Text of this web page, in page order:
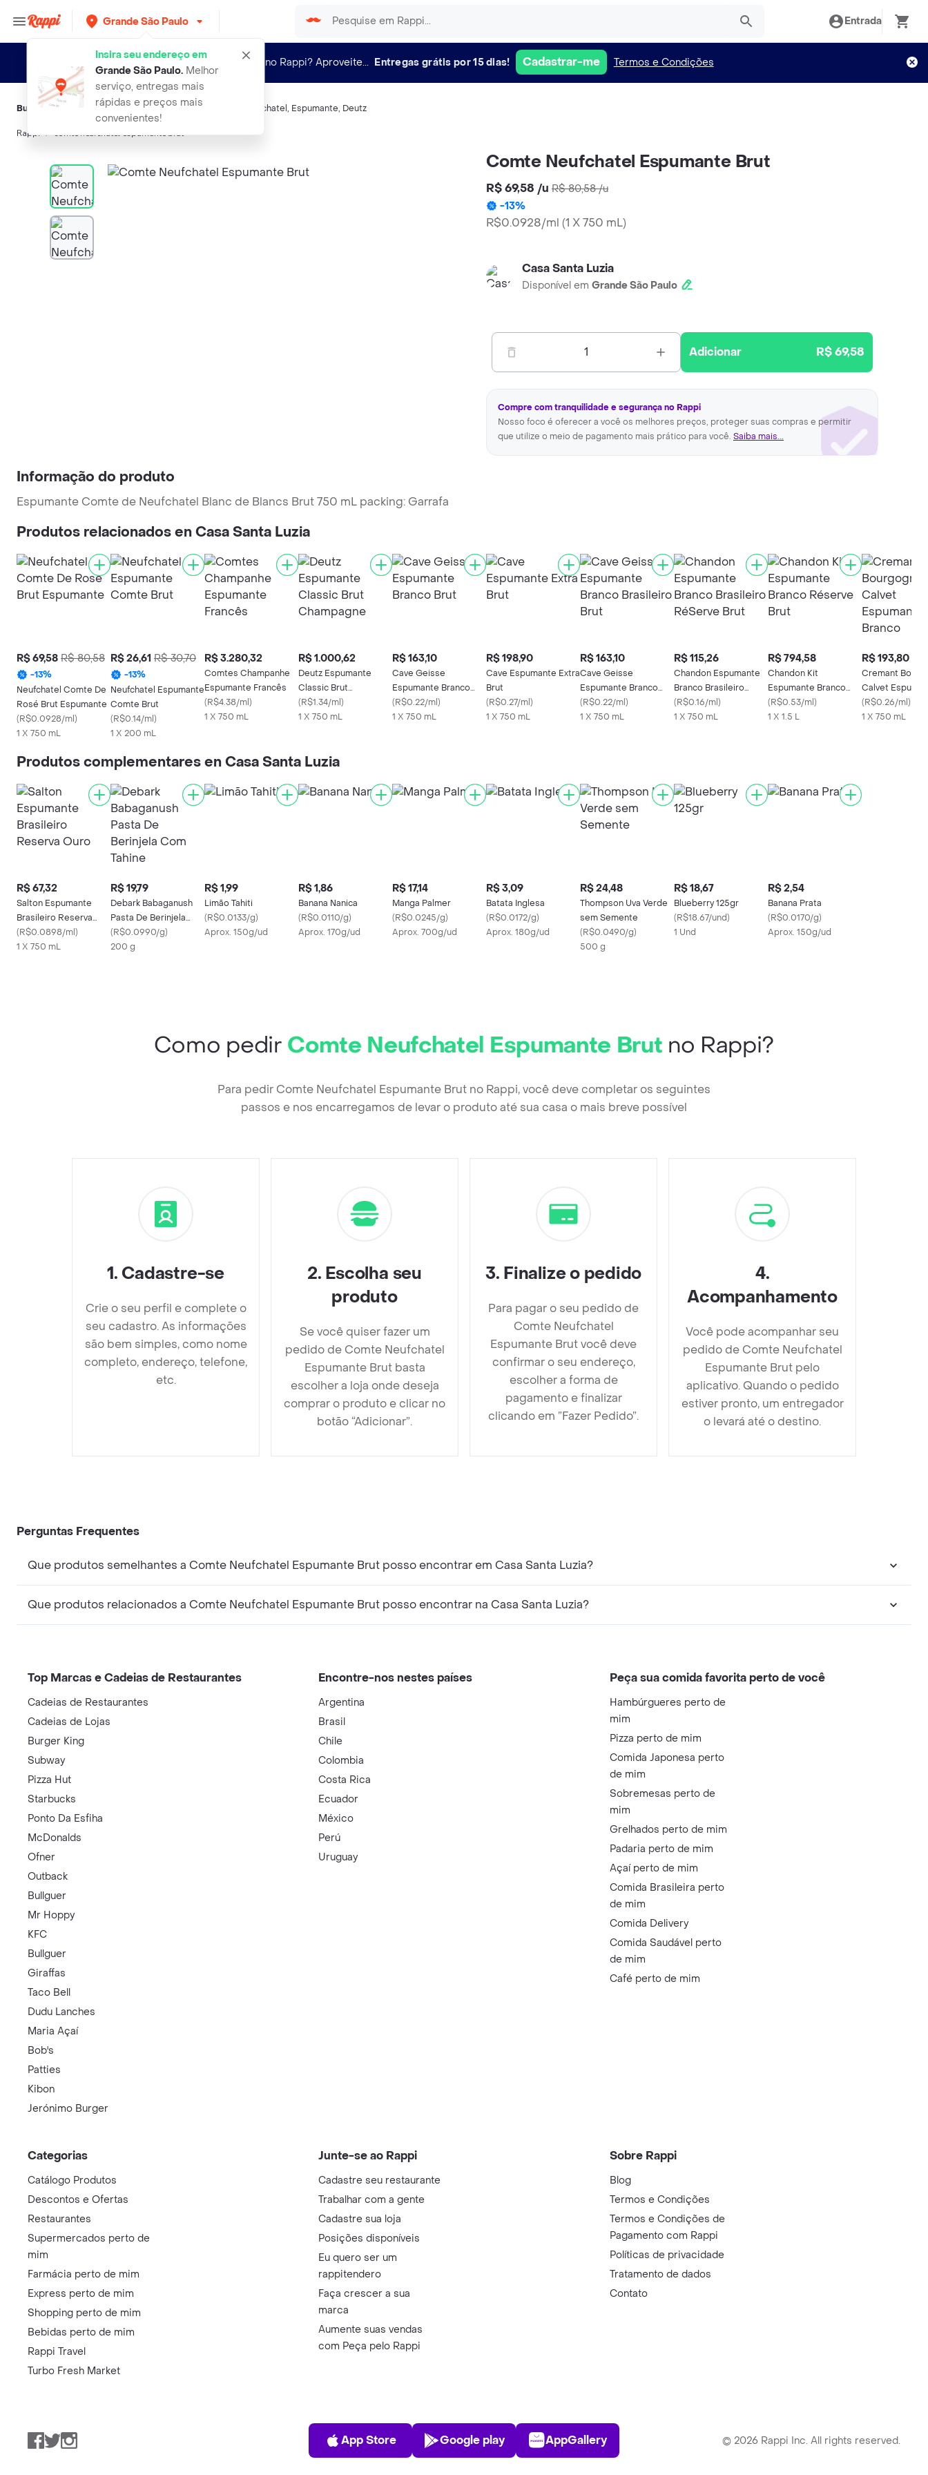
Grande São Paulo
Insira seu endereço em
Grande São Paulo.Melhor
serviço, entregas mais
rápidas e preços mais
convenientes!
Entrada
Novo no Rappi? Aproveite... Entregas grátis por 15 dias! Cadastrar-me Termos e Condições
Buscas relacionadas:Espumantes,Comte Neufchatel Neufchatel , Espumante, Deutz
Rappi comte neufchatel espumante brut
Comte Neufchatel Espumante Brut
R$ 69,58 /u R$ 80,58/u
-13%
R$0.0928/ml (1 X 750 mL)
Casa Santa Luzia
Disponível em Grande São Paulo
1 Adicionar R$ 69,58
Compre com tranquilidade e segurança no Rappi
Nosso foco é oferecer a você os melhores preços, proteger suas compras e permitir
que utilize o meio de pagamento mais prático para você. Saiba mais...
Informação do produto
Espumante Comte de Neufchatel Blanc de Blancs Brut 750 mL packing: Garrafa
Produtos relacionados en Casa Santa Luzia
R$ 69,58 R$ 80,58
-13%
Neufchatel Comte De
Rosé Brut Espumante
(R$0.0928/ml)
1 X 750 mL
R$ 26,61 R$ 30,70
-13%
Neufchatel Espumante
Comte Brut
(R$0.14/ml)
1 X 200 mL
R$ 3.280,32
Comtes Champanhe
Espumante Francês
(R$4.38/ml)
1 X 750 mL
R$ 1.000,62
Deutz Espumante
Classic Brut
Champagne
(R$1.34/ml)
1 X 750 mL
R$ 163,10
Cave Geisse
Espumante Branco
Brut
(R$0.22/ml)
1 X 750 mL
R$ 198,90
Cave Espumante Extra
Brut
(R$0.27/ml)
1 X 750 mL
R$ 163,10
Cave Geisse
Espumante Branco
Brasileiro Brut
(R$0.22/ml)
1 X 750 mL
R$ 115,26
Chandon Espumante
Branco Brasileiro
RéServe Brut
(R$0.16/ml)
1 X 750 mL
R$ 794,58
Chandon Kit
Espumante Branco
Réserve Brut
(R$0.53/ml)
1 X 1.5 L
R$ 193,80
Cremant
Calvet
Brut Branco
(R$0.26/ml)
1 X 750 mL
Produtos complementares en Casa Santa Luzia
R$ 67,32
Salton Espumante
Brasileiro Reserva
Ouro
(R$0.0898/ml)
1 X 750 mL
R$ 19,79
Debark Babaganush
Pasta De Berinjela
Com Tahine
(R$0.0990/g)
200 g
R$ 1,99
Limão Tahiti
(R$0.0133/g)
Aprox. 150g/ud
R$ 1,86
Banana Nanica
(R$0.0110/g)
Aprox. 170g/ud
R$ 17,14
Manga Palmer
(R$0.0245/g)
Aprox. 700g/ud
R$ 3,09
Batata Inglesa
(R$0.0172/g)
Aprox. 180g/ud
R$ 24,48
Thompson Uva Verde
sem Semente
(R$0.0490/g)
500 g
R$ 18,67
Blueberry 125gr
(R$18.67/und)
1 Und
R$ 2,54
Banana Prata
(R$0.0170/g)
Aprox. 150g/ud
Como pedir Comte Neufchatel Espumante Brut no Rappi?
Para pedir Comte Neufchatel Espumante Brut no Rappi, você deve completar os seguintes
passos e nos encarregamos de levar o produto até sua casa o mais breve possível
1. Cadastre-se
Crie o seu perfil e complete o
seu cadastro. As informações
são bem simples, como nome
completo, endereço, telefone,
etc.
2. Escolha seu
produto
Se você quiser fazer um
pedido de Comte Neufchatel
Espumante Brut basta
escolher a loja onde deseja
comprar o produto e clicar no
botão “Adicionar”.
3. Finalize o pedido
Para pagar o seu pedido de
Comte Neufchatel
Espumante Brut você deve
confirmar o seu endereço,
escolher a forma de
pagamento e finalizar
clicando em ”Fazer Pedido”.
4.
Acompanhamento
Você pode acompanhar seu
pedido de Comte Neufchatel
Espumante Brut pelo
aplicativo. Quando o pedido
estiver pronto, um entregador
o levará até o destino.
Perguntas Frequentes
Que produtos semelhantes a Comte Neufchatel Espumante Brut posso encontrar em Casa Santa Luzia?
Que produtos relacionados a Comte Neufchatel Espumante Brut posso encontrar na Casa Santa Luzia?
Top Marcas e Cadeias de Restaurantes
Cadeias de Restaurantes
Cadeias de Lojas
Burger King
Subway
Pizza Hut
Starbucks
Ponto Da Esfiha
McDonalds
Ofner
Outback
Bullguer
Mr Hoppy
KFC
Bullguer
Giraffas
Taco Bell
Dudu Lanches
Maria Açaí
Bob's
Patties
Kibon
Jerónimo Burger
Encontre-nos nestes países
Argentina
Brasil
Chile
Colombia
Costa Rica
Ecuador
México
Perú
Uruguay
Peça sua comida favorita perto de você
Hambúrgueres perto de
mim
Pizza perto de mim
Comida Japonesa perto
de mim
Sobremesas perto de
mim
Grelhados perto de mim
Padaria perto de mim
Açaí perto de mim
Comida Brasileira perto
de mim
Comida Delivery
Comida Saudável perto
de mim
Café perto de mim
Categorias
Catálogo Produtos
Descontos e Ofertas
Restaurantes
Supermercados perto de
mim
Farmácia perto de mim
Express perto de mim
Shopping perto de mim
Bebidas perto de mim
Rappi Travel
Turbo Fresh Market
Junte-se ao Rappi
Cadastre seu restaurante
Trabalhar com a gente
Cadastre sua loja
Posições disponíveis
Eu quero ser um
rappitendero
Faça crescer a sua
marca
Aumente suas vendas
com Peça pelo Rappi
Sobre Rappi
Blog
Termos e Condições
Termos e Condições de
Pagamento com Rappi
Políticas de privacidade
Tratamento de dados
Contato
Facebook
TwitterInstagram
App Store
App Store
Play Store
Google play
AppGallery
AppGallery © 2026 Rappi Inc. All rights reserved.